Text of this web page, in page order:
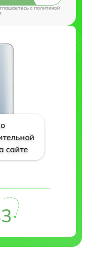
cполитикой
сайте